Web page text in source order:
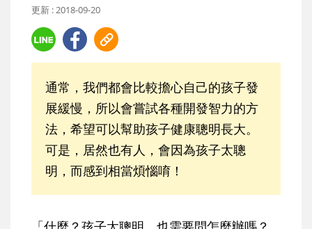
更新 : 2018-09-20
通常，我們都會比較擔心自己的孩子發
展緩慢，所以會嘗試各種開發智力的方
法，希望可以幫助孩子健康聰明長大。
可是，居然也有人，會因為孩子太聰
明，而感到相當煩惱唷！